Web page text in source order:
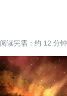
阅读完需：约 12 分钟